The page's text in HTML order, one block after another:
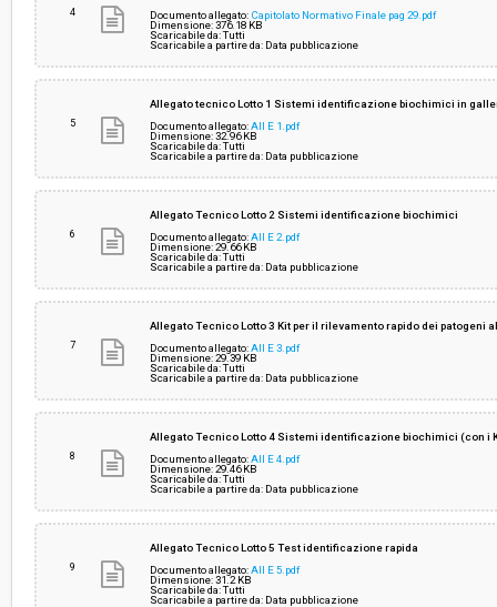
4
Documento allegato: Capitolato Normativo Finale pag 29.pdf
Dimensione: 376.18 KB
Scaricabile da: Tutti
Scaricabile a partire da: Data pubblicazione
5
Allegato tecnico Lotto 1 Sistemi identificazione biochimici in
Documento allegato:All E 1.pdf
Dimensione: 32.96 KB
Scaricabile da: Tutti
Scaricabile a partire da: Data pubblicazione
6
Allegato Tecnico Lotto 2 Sistemi identificazione biochimici
Documento allegato:All E 2.pdf
Dimensione: 29.66 KB
Scaricabile da: Tutti
Scaricabile a partire da: Data pubblicazione
7
Allegato Tecnico Lotto 3 Kit per il rilevamento rapido dei patogeni
Documento allegato:All E 3.pdf
Dimensione: 29.39 KB
Scaricabile da: Tutti
Scaricabile a partire da: Data pubblicazione
8
Allegato Tecnico Lotto 4 Sistemi identificazione biochimici (con
Documento allegato:All E 4.pdf
Dimensione: 29.46 KB
Scaricabile da: Tutti
Scaricabile a partire da: Data pubblicazione
9
Allegato Tecnico Lotto 5 Test identificazione rapida
Documento allegato:All E 5.pdf
Dimensione: 31.2 KB
Scaricabile da: Tutti
Scaricabile a partire da: Data pubblicazione